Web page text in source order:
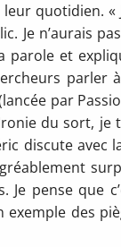
quotidien.
Je n’aurais
et
parler
par
du sort,
discute
pense que
des